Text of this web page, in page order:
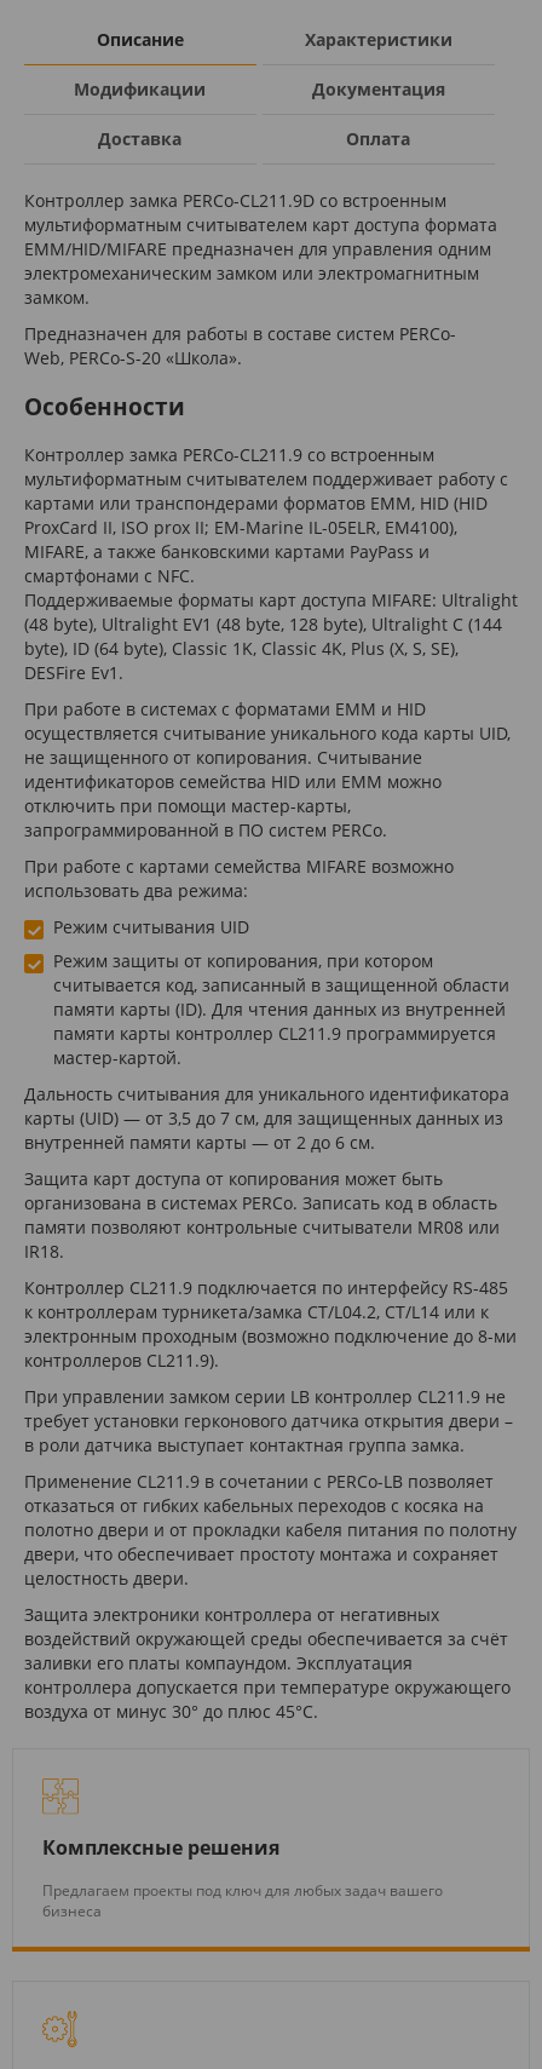
Описание Характеристики
Модификации Документация
Доставка Оплата
Контроллер замка PERCo-CL211.9D со встроенным
мультиформатным считывателем карт доступа формата
EMM/HID/MIFARE предназначен для управления одним
электромеханическим замком или электромагнитным
замком.
Предназначен для работы в составе систем PERCo-
Web, PERCo-S-20 «Школа».
Особенности
Контроллер замка PERCo-CL211.9 со встроенным
мультиформатным считывателем поддерживает работу с
картами или транспондерами форматов EMM, HID (HID
ProxCard II, ISO prox II; EM-Marine IL-05ELR, ЕМ4100),
MIFARE, а также банковскими картами PayPass и
смартфонами с NFC.
Поддерживаемые форматы карт доступа MIFARE: Ultralight
(48 byte), Ultralight EV1 (48 byte, 128 byte), Ultralight C (144
byte), ID (64 byte), Classic 1K, Classic 4K, Plus (X, S, SE),
DESFire Ev1.
При работе в системах с форматами EMM и HID
осуществляется считывание уникального кода карты UID,
не защищенного от копирования. Считывание
идентификаторов семейства HID или EMM можно
отключить при помощи мастер-карты,
запрограммированной в ПО систем PERCo.
При работе с картами семейства MIFARE возможно
использовать два режима:
Режим считывания UID
Режим защиты от копирования, при котором
считывается код, записанный в защищенной области
памяти карты (ID). Для чтения данных из внутренней
памяти карты контроллер CL211.9 программируется
мастер-картой.
Дальность считывания для уникального идентификатора
карты (UID) — от 3,5 до 7 см, для защищенных данных из
внутренней памяти карты — от 2 до 6 см.
Защита карт доступа от копирования может быть
организована в системах PERCo. Записать код в область
памяти позволяют контрольные считыватели MR08 или
IR18.
Контроллер CL211.9 подключается по интерфейсу RS-485
к контроллерам турникета/замка CT/L04.2, CT/L14 или к
электронным проходным (возможно подключение до 8-ми
контроллеров CL211.9).
При управлении замком серии LB контроллер CL211.9 не
требует установки герконового датчика открытия двери –
в роли датчика выступает контактная группа замка.
Применение CL211.9 в сочетании с PERCo-LB позволяет
отказаться от гибких кабельных переходов с косяка на
полотно двери и от прокладки кабеля питания по полотну
двери, что обеспечивает простоту монтажа и сохраняет
целостность двери.
Защита электроники контроллера от негативных
воздействий окружающей среды обеспечивается за счёт
заливки его платы компаундом. Эксплуатация
контроллера допускается при температуре окружающего
воздуха от минус 30° до плюс 45°С.
Комплексные решения
Предлагаем проекты под ключ для любых задач вашего
бизнеса